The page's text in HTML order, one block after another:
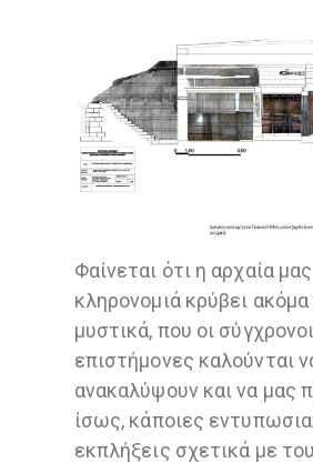
Φαίνεται ότι η αρχαία μας
κληρονομιά κρύβει
μυστικά, που οι σύγχρονοι
επιστήμονες καλούνται
ανακαλύψουν και να μας
ίσως, κάποιες
εκπλήξεις σχετικά με